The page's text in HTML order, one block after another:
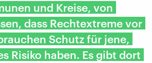
und Kreise, von
dass Rechtextreme vor
Schutz für jene,
Risiko haben. Es gibt dort